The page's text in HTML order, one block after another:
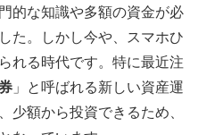
的な知識や多額の資金が必
た。しかし今や、スマホひ
れる時代です。特に最近注
」と呼ばれる新しい資産運
少額から投資できるため、